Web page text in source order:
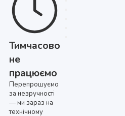
Тимчасово
не
працюємо
Перепрошуємо
за незручності
— ми зараз на
технічному